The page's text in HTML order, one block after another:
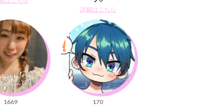
詳細はこちら
1669
170